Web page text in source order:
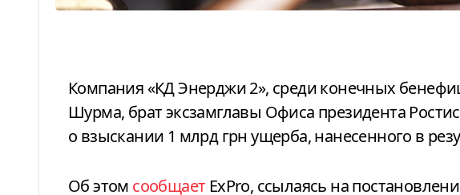
Компания «КД Энерджи 2», среди конечных бенефициаров которой есть Олег
Шурма, брат эксзамглавы Офиса президента
о взыскании 1 млрд грн ущерба, нанесенного в
Об этом сообщает ExPro, ссылаясь на